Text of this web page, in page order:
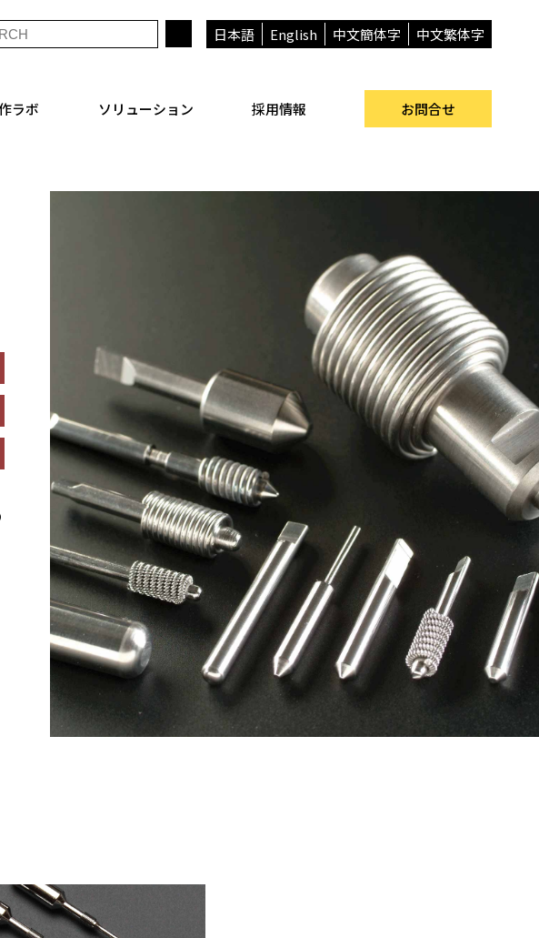
ラボ ソリューション 採用情報 お問合せ
日本語 English 中文簡体字 中文繁体字